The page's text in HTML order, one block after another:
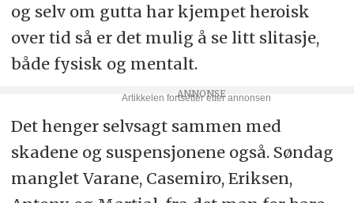
og selv om gutta har kjempet heroisk
over tid så er det mulig å se litt slitasje,
både fysisk og mentalt.
Det henger selvsagt sammen med
skadene og suspensjonene også. Søndag
manglet Varane, Casemiro, Eriksen,